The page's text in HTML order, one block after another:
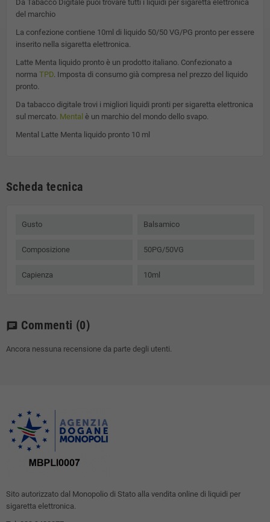
Da Tabacco Digitale puoi trovare tutti i liquidi per sigaretta elettronica
del marchio
La confezione contiene 10ml di liquido 50/50 VG/PG pronto per essere
inserito nella sigaretta elettronica.
Latte Menta liquido pronto è un prodotto italiano. Confezionato a
norma TPD. Imposta di consumo già compresa nel prezzo del liquido
pronto.
Da tabacco digitale trovi i migliori liquidi pronti per sigaretta elettronica
sul mercato. Mental è un marchio del mondo dello svapo.
Mental Latte Menta liquido pronto 10 ml
Scheda tecnica
Gusto Balsamico
Composizione 50PG/50VG
Capienza 10ml
chat Commenti (0)
Ancora nessuna recensione da parte degli utenti.
Sito autorizzato dal Monopolio di Stato alla vendita online di liquidi per
sigaretta elettronica.